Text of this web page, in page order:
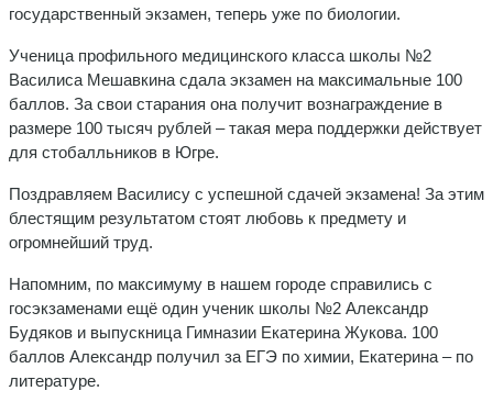
государственный экзамен, теперь уже по биологии.
Ученица профильного медицинского класса школы №2
Василиса Мешавкина сдала экзамен на максимальные 100
баллов. За свои старания она получит вознаграждение в
размере 100 тысяч рублей – такая мера поддержки действует
для стобалльников в Югре.
Поздравляем Василису с успешной сдачей экзамена! За этим
блестящим результатом стоят любовь к предмету и
огромнейший труд.
Напомним, по максимуму в нашем городе справились с
госэкзаменами ещё один ученик школы №2 Александр
Будяков и выпускница Гимназии Екатерина Жукова. 100
баллов Александр получил за ЕГЭ по химии, Екатерина – по
литературе.